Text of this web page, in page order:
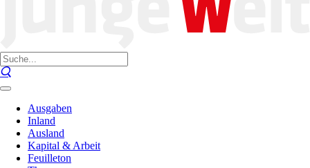
Ausgaben
Inland
Ausland
Kapital & Arbeit
Feuilleton